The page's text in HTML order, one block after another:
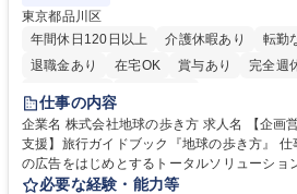
東京都品川区
年間休日120日以上
介護休暇あり 転勤
退職金あり
在宅OK 賞与あり 完全週
駅近5分以内
仕事の内容
企業名 株式会社地球の歩き方 求人名 【企画営業/行政・企業向け観光推進
支援】旅行ガイドブック『地球の歩き方』 仕事の内容 『地球の歩き方』
の広告をはじめとするトータルソリューショ
す。クライアントは、観光（海外旅行、国内
必要な経験・能力等